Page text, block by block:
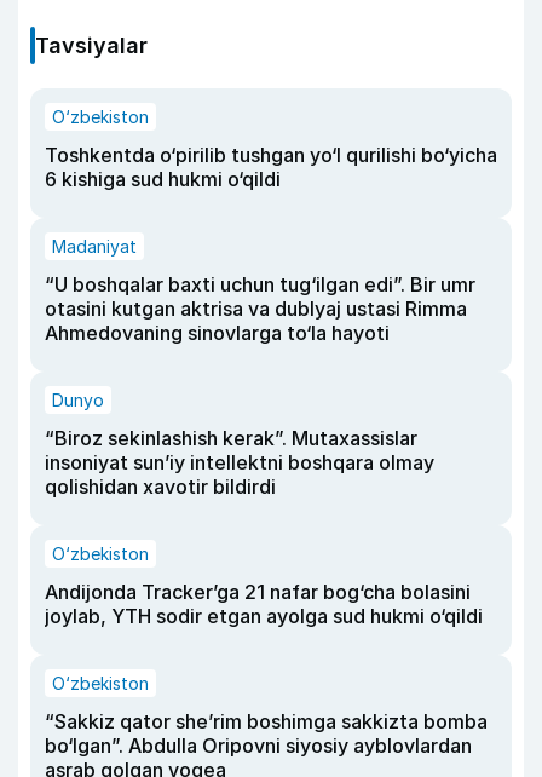
Tavsiyalar
O‘zbekiston
Toshkentda o‘pirilib tushgan yo‘l qurilishi bo‘yicha
6 kishiga sud hukmi o‘qildi
Madaniyat
“U boshqalar baxti uchun tug‘ilgan edi”. Bir umr
otasini kutgan aktrisa va dublyaj ustasi Rimma
Ahmedovaning sinovlarga to‘la hayoti
Dunyo
“Biroz sekinlashish kerak”. Mutaxassislar
insoniyat sun’iy intellektni boshqara olmay
qolishidan xavotir bildirdi
O‘zbekiston
Andijonda Tracker’ga 21 nafar bog‘cha bolasini
joylab, YTH sodir etgan ayolga sud hukmi o‘qildi
O‘zbekiston
“Sakkiz qator she’rim boshimga sakkizta bomba
bo‘lgan”. Abdulla Oripovni siyosiy ayblovlardan
asrab qolgan voqea